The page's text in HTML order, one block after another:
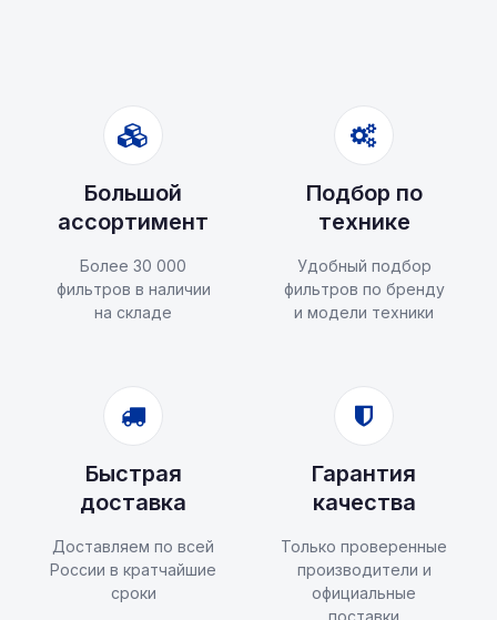
Большой
ассортимент
Более 30 000
фильтров в наличии
на складе
Подбор по
технике
Удобный подбор
фильтров по бренду
и модели техники
Быстрая
доставка
Доставляем по всей
России в кратчайшие
сроки
Гарантия
качества
Только проверенные
производители и
официальные
поставки